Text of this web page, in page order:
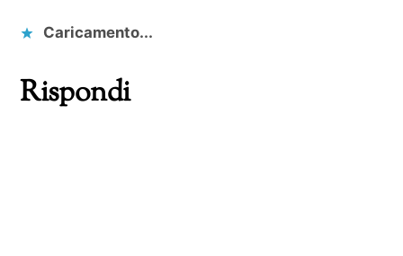
Caricamento...
Rispondi